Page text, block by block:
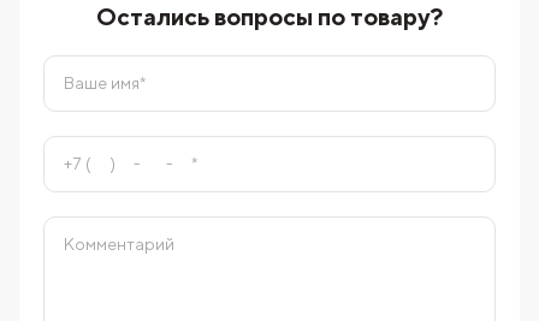
Остались вопросы по товару?